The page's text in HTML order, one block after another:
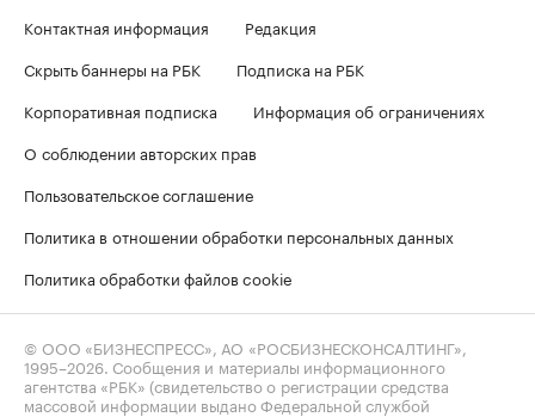
Контактная информация
Редакция
Скрыть баннеры на РБК
Подписка на РБК
Корпоративная подписка
Информация об ограничениях
О соблюдении авторских прав
Пользовательское соглашение
Политика в отношении обработки персональных данных
Политика обработки файлов cookie
© ООО «БИЗНЕСПРЕСС», АО «РОСБИЗНЕСКОНСАЛТИНГ»,
1995–2026 . Сообщения и материалы информационного
агентства «РБК» (свидетельство о регистрации средства
массовой информации выдано Федеральной службой